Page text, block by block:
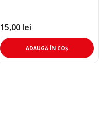
15,00 lei
ADAUGĂ ÎN COȘ